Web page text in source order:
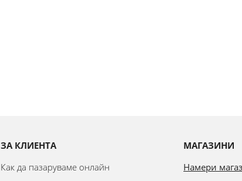
ЗА КЛИЕНТА
Как да пазаруваме онлайн
МАГАЗИНИ
Намери